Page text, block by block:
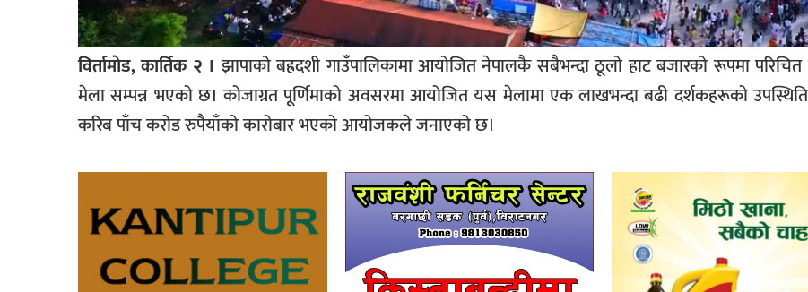
विर्तामाेड, कार्तिक २ । झापाको बह्रदशी गाउँपालिकामा आयोजित नेपालकै सबैभन्दा ठूलो हाट बजारको रूपमा
मेला सम्पन्न भएको छ। कोजाग्रत पूर्णिमाको अवसरमा आयोजित यस मेलामा एक लाखभन्दा बढी दर्शकहरूको
करिब पाँच करोड रुपैयाँको कारोबार भएको आयोजकले जनाएको छ।